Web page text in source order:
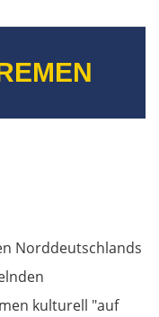
Norddeutschlands
kulturell "auf